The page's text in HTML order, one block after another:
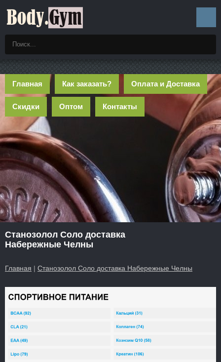
Главная Как заказать? Оплата и Доставка
Скидки Оптом Контакты
Станозолол Соло доставка
Набережные Челны
Главная | Станозолол Соло доставка Набережные Челны